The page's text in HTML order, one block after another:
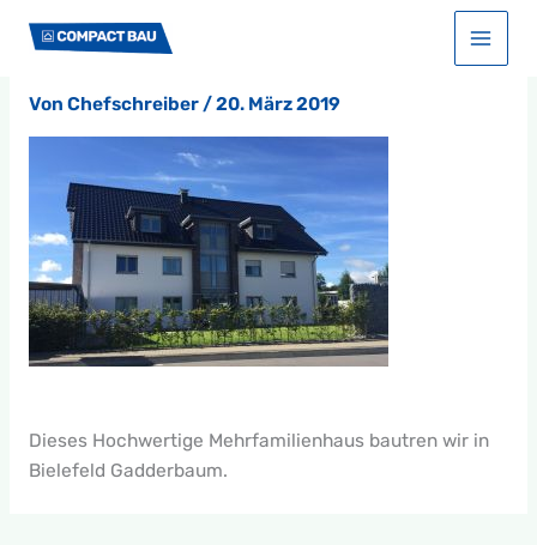
InhaltStart Helles Doppelhaus
Von Chefschreiber /20. März 2019
Dieses Hochwertige Mehrfamilienhaus bautren wir in
Bielefeld Gadderbaum.